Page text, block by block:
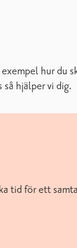
hur du
hjälper vi dig.
tid för ett